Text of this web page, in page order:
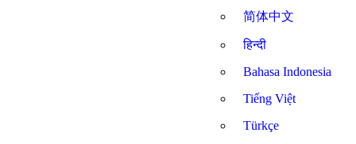
简体中文
हिन्दी
Bahasa Indonesia
Tiếng Việt
Türkçe